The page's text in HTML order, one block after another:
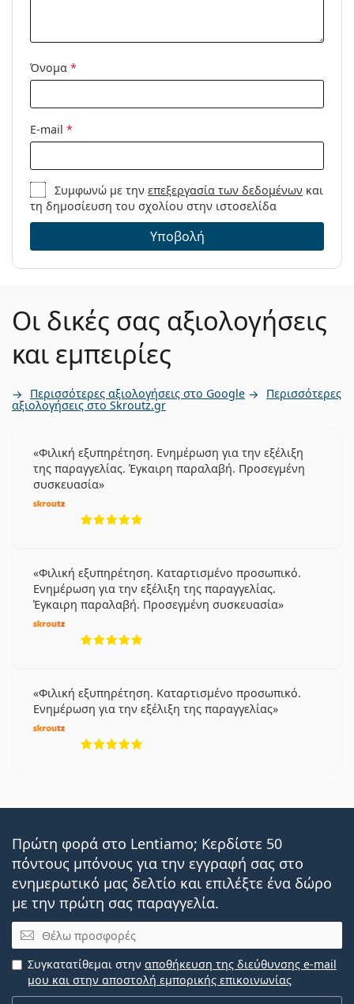
Όνομα *
E-mail *
Συμφωνώ με τηνεπεξεργασία των δεδομένων και
τη δημοσίευση του σχολίου στην ιστοσελίδα
Υποβολή
Οι δικές σας αξιολογήσεις
και εμπειρίες
Περισσότερες αξιολογήσεις στο Google Περισσότερες
αξιολογήσεις στο Skroutz.gr
Φιλική εξυπηρέτηση. Ενημέρωση για την εξέλιξη
της παραγγελίας. Έγκαιρη παραλαβή. Προσεγμένη
συσκευασία
Φιλική εξυπηρέτηση. Καταρτισμένο προσωπικό.
Ενημέρωση για την εξέλιξη της παραγγελίας.
Έγκαιρη παραλαβή. Προσεγμένη συσκευασία
Φιλική εξυπηρέτηση. Καταρτισμένο προσωπικό.
Ενημέρωση για την εξέλιξη της παραγγελίας
Πρώτη φορά στο Lentiamo; Κερδίστε 50
πόντους μπόνους για την εγγραφή σας στο
ενημερωτικό μας δελτίο και επιλέξτε ένα δώρο
με την πρώτη σας παραγγελία.
Email
Συγκατατίθεμαι στην αποθήκευση της διεύθυνσης e-mail
μου και στην αποστολή εμπορικής επικοινωνίας